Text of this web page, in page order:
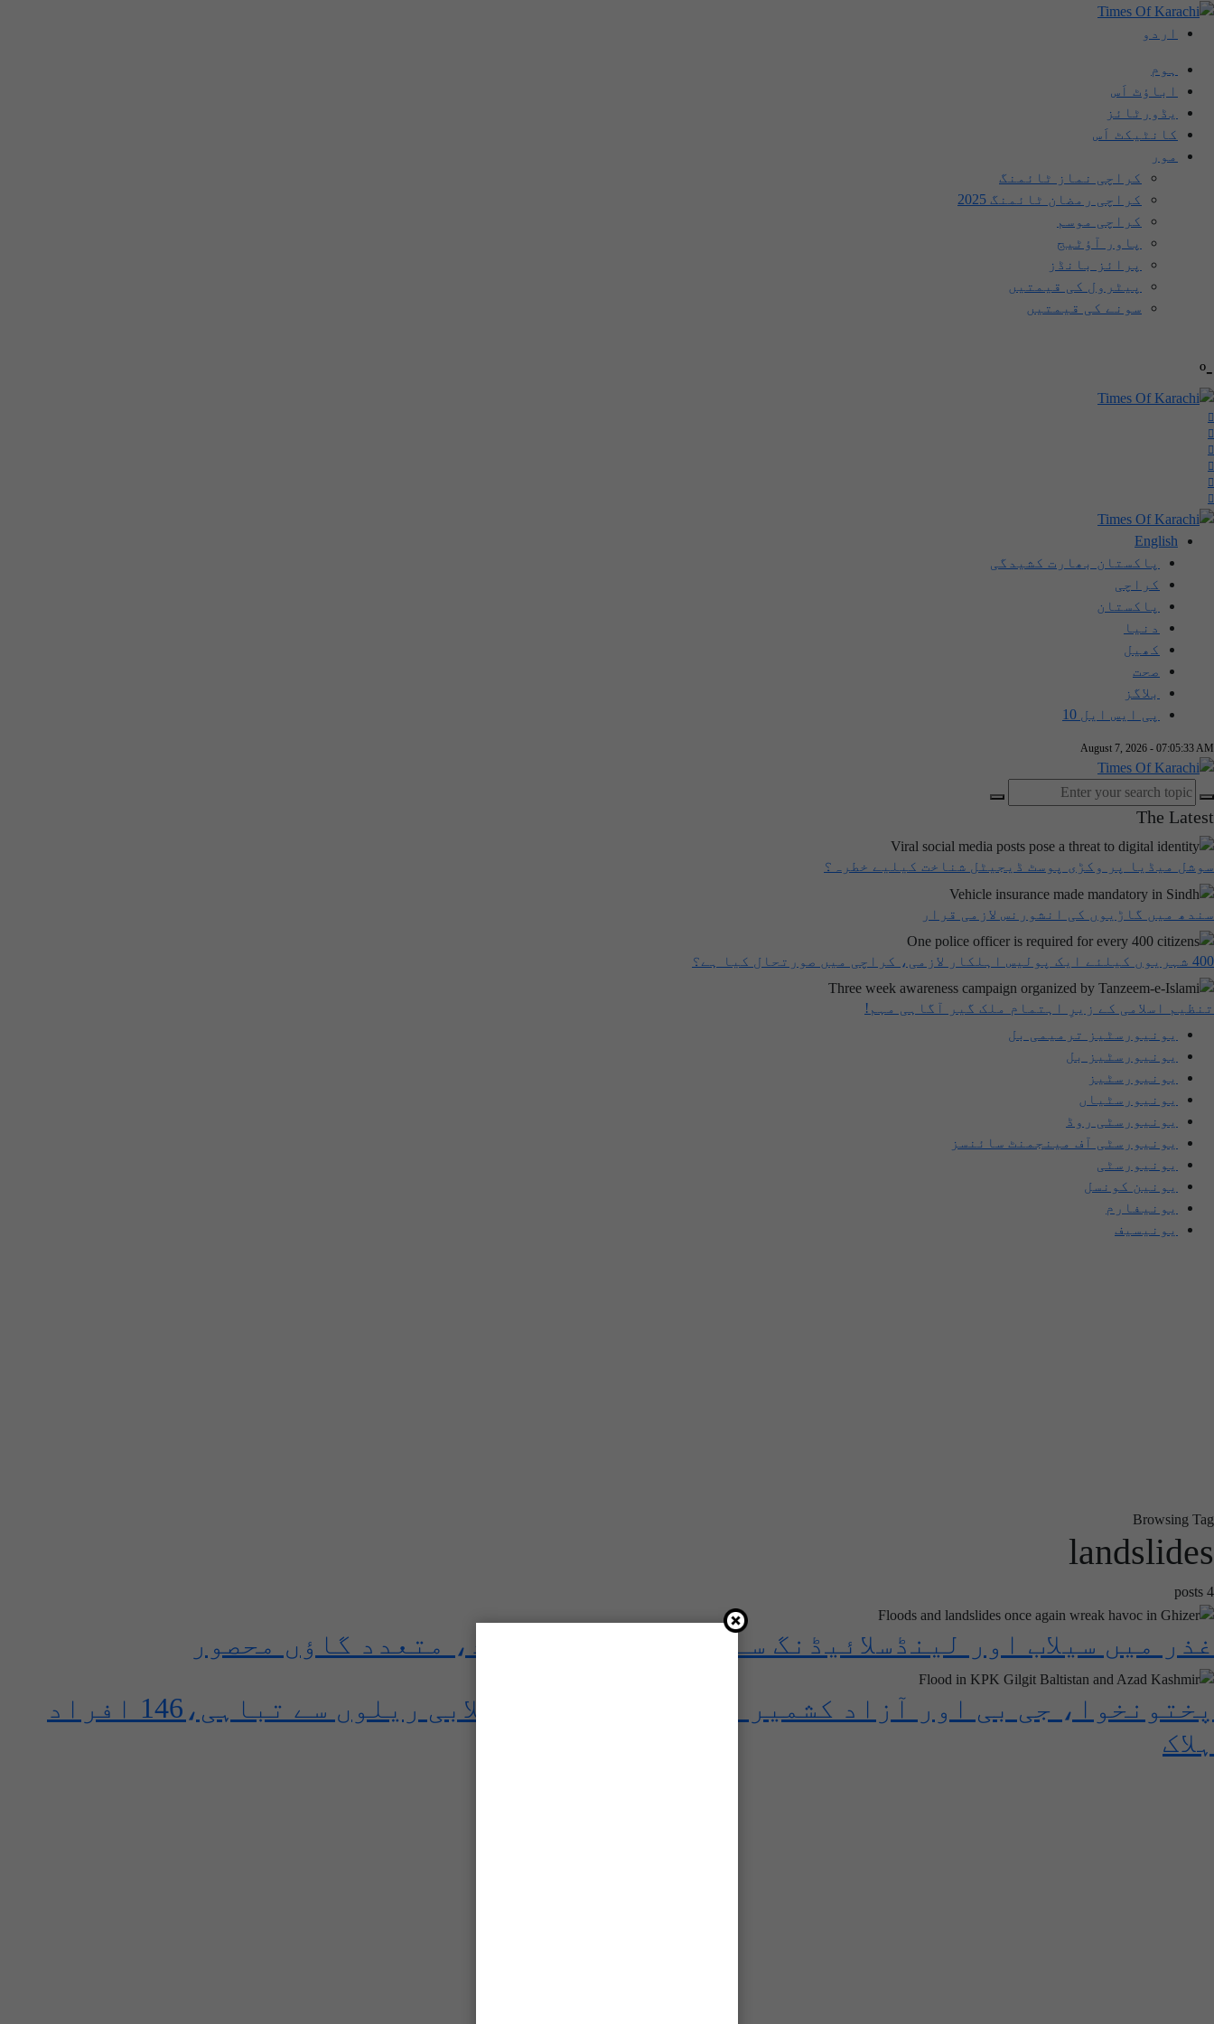
اردو
ہوم
اباؤٹ اَس
یڈورٹائز
کانٹیکٹ اَس
مور
کراچی نماز ٹائمنگ
کراچی رمضان ٹائمنگ 2025
کراچی موسم
پاور آؤٹیج
پرائز بانڈز
پیٹرول کی قیمتیں
سونے کی قیمتیں
-º
English
پاکستان بھارت کشیدگی
کراچی
پاکستان
دنیا
کھیل
صحت
بلاگز
پی ایس ایل 10
August 7, 2026 - 07:05:33 AM
The Latest
سوشل میڈیا پر وکڑی پوسٹ ڈیجیٹل شناخت کیلیے خطرہ؟
سندھ میں گاڑیوں کی انشورنس لازمی قرار
400 شہریوں کیلئے ایک پولیس اہلکار لازمی، کراچی میں صورتحال کیا ہے؟
تنظیم اسلامی کے زیرِ اہتمام ملک گیر آگاہی مہم!
یونیورسٹیز ترمیمی بل
یونیورسٹیز بل
یونیورسٹیز
یونیورسٹیاں
یونیورسٹی روڈ
یونیورسٹی آف مینجمنٹ سائنسز
یونیورسٹی
یونین کونسل
یونیفارم
یونیسیف
Browsing Tag
landslides
4 posts
غذر میں سیلاب اور لینڈسلائیڈنگ سے تباہی، راستے بند، متعدد گاؤں محصور
پختونخوا، جی بی اور آزاد کشمیر میں بارشیں اور سیلابی ریلوں سے تباہی،146 افراد
ہلاک